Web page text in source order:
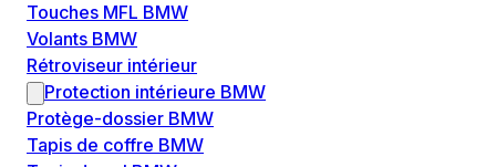
Touches MFL BMW
Volants BMW
Rétroviseur intérieur
Protection intérieure BMW
Protège-dossier BMW
Tapis de coffre BMW